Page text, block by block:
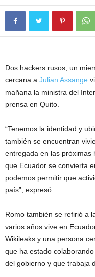
Dos hackers rusos, un
cercana a Julian Assange
mañana la ministra del
prensa en Quito.
“Tenemos la identidad y
también se encuentran
entregada en las próximas
que Ecuador se convierta
podemos permitir que
país”, expresó.
Romo también se refirió a
varios años vive en
Wikileaks y una persona
que ha estado
del gobierno y que trabaja